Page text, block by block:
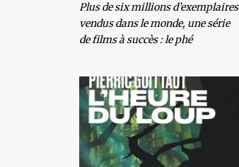
Plus de six millions d’exemplaires
vendus dans le monde, une série
de films à succès : le phé